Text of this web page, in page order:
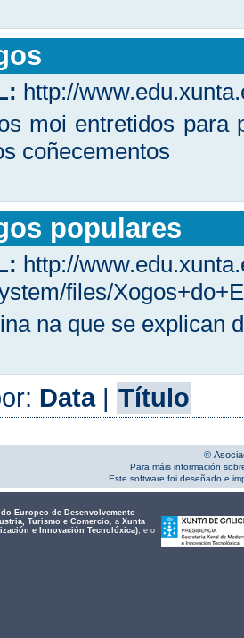
http://
moi entretidos para
coñecementos
populares
http://
files/
na que se explican
Data| Título
©
Para máis información
Este software foi deseñado e
Europeo de Desenvolvemento
Turismo e Comercio, a Xunta
e Innovación Tecnolóxica), e o